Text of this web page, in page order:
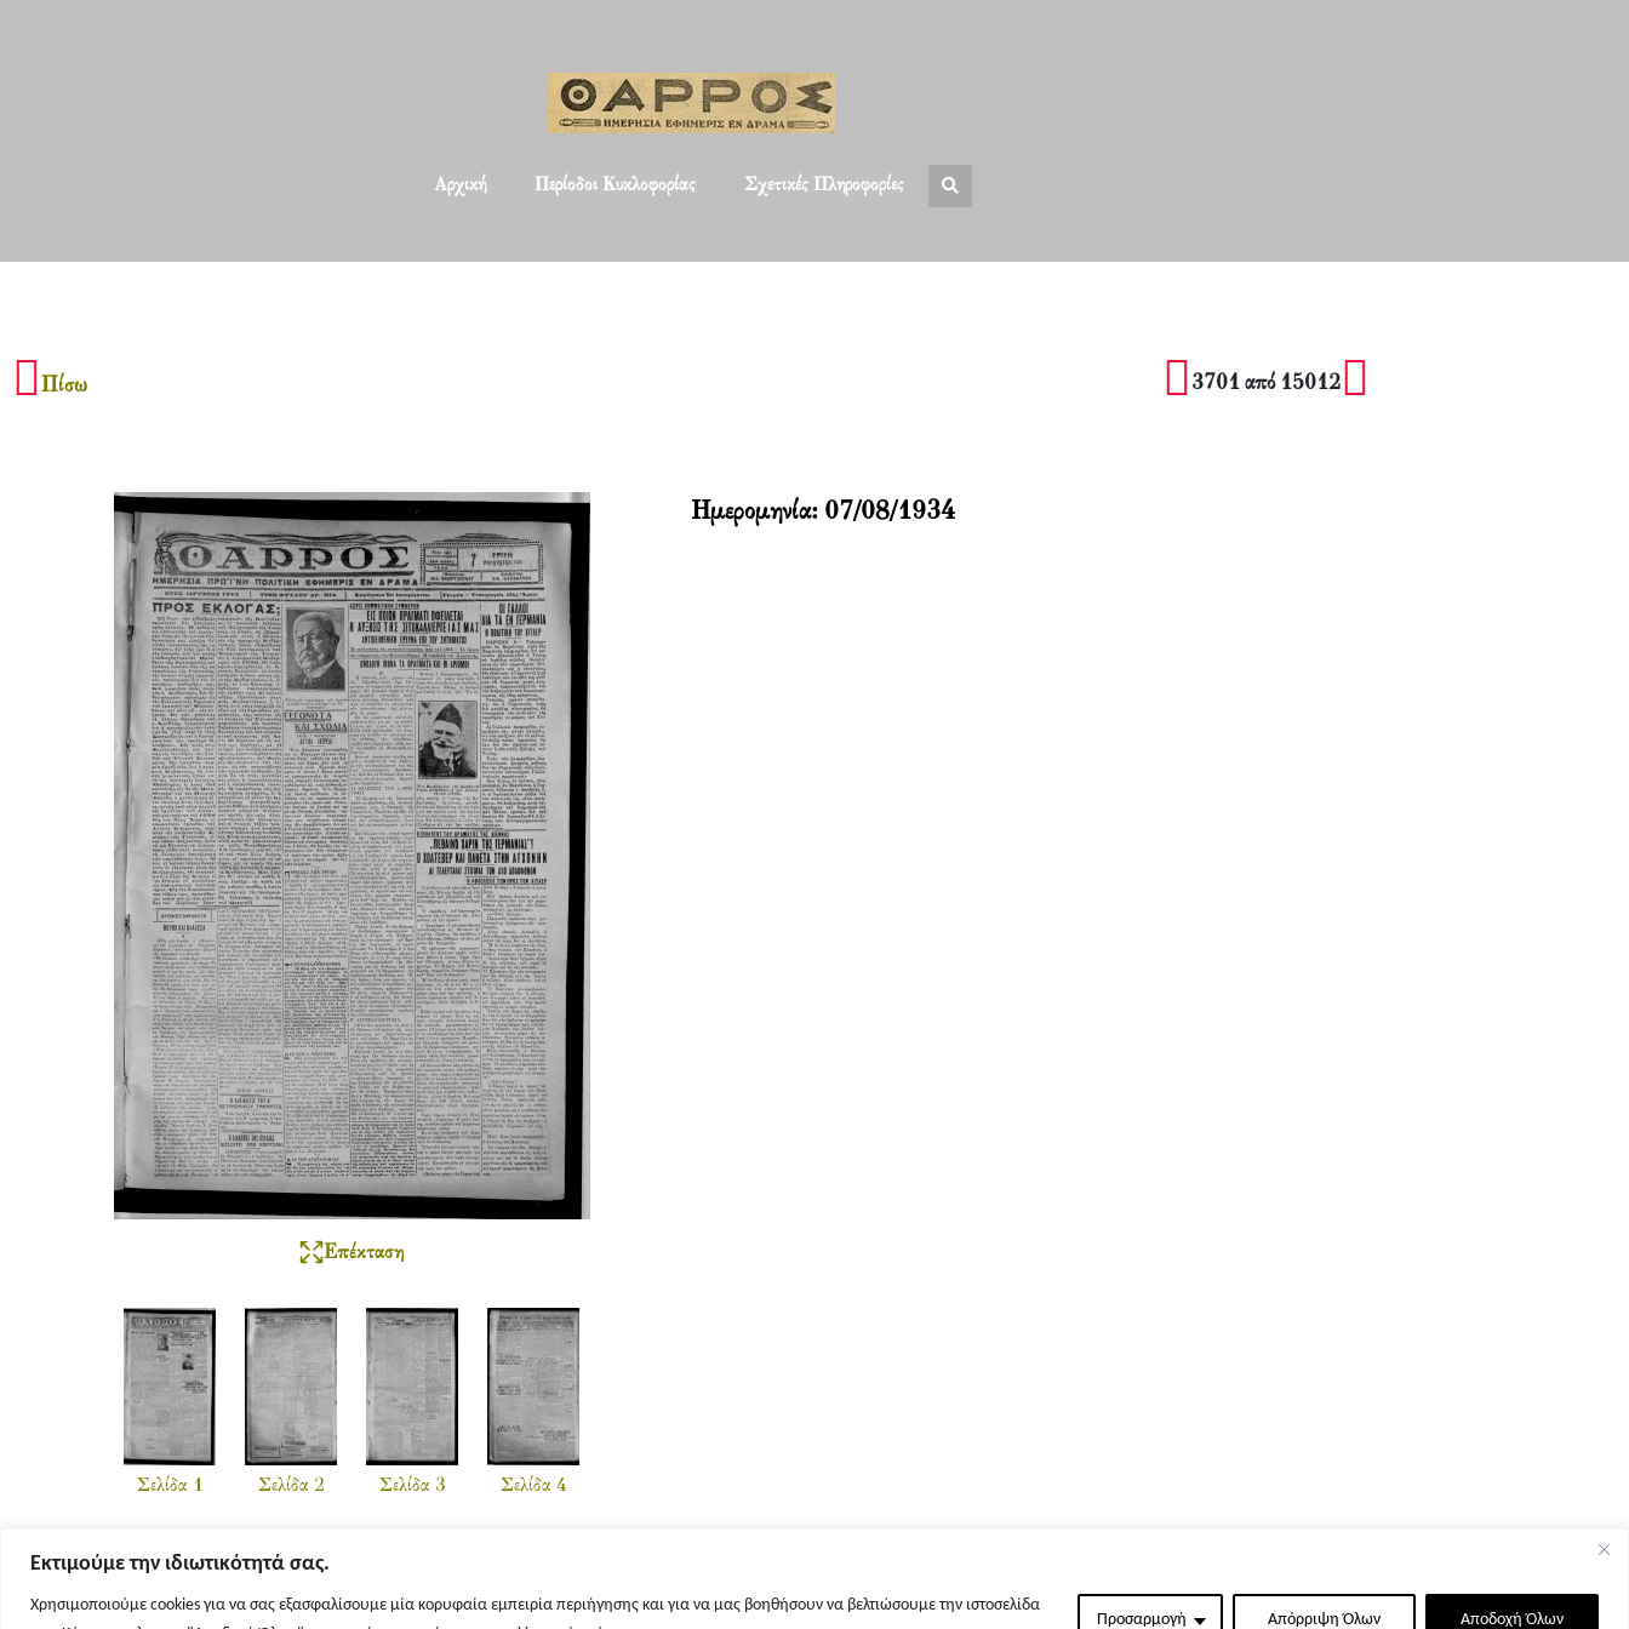
Εκτιμούμε την ιδιωτικότητά σας.
Χρησιμοποιούμε cookies για να σας εξασφαλίσουμε μία κορυφαία εμπειρία περιήγησης και για να μας βοηθήσουν να βελτιώσουμε την ιστοσελίδα
Προσαρμογή Απόρριψη Όλων Αποδοχή Όλων
Αρχική Περίοδοι Κυκλοφορίας Σχετικές Πληροφορίες
Πίσω 3701 από 15012
Επέκταση
Σελίδα 1 Σελίδα 2 Σελίδα 3 Σελίδα 4
Ημερομηνία: 07/08/1934